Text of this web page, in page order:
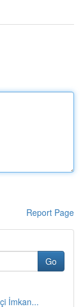
Report Page
Go
İmkan...